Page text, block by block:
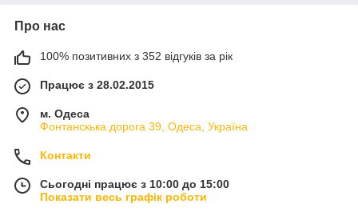
Про нас
100% позитивних з 352 відгуків за рік
Працює з 28.02.2015
м. Одеса
Фонтанскька дорога 39, Одеса, Україна
Контакти
Сьогодні працює з 10:00 до 15:00
Показати весь графік роботи